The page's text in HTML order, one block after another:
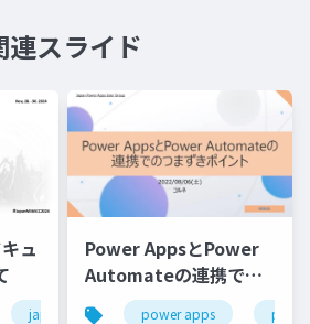
連スライド
ュ
japanm365cc2024 ドキュメント管理
Power AppsとPower
Automateの連携での
つまずきポイント
power apps